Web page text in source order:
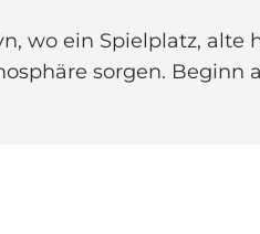
wo ein Spielplatz, alte
sorgen.